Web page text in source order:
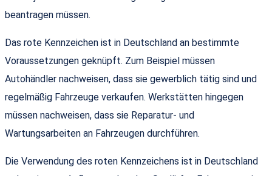
beantragen müssen.
Das rote Kennzeichen ist in Deutschland an bestimmte
Voraussetzungen geknüpft. Zum Beispiel müssen
Autohändler nachweisen, dass sie gewerblich tätig sind und
regelmäßig Fahrzeuge verkaufen. Werkstätten hingegen
müssen nachweisen, dass sie Reparatur- und
Wartungsarbeiten an Fahrzeugen durchführen.
Die Verwendung des roten Kennzeichens ist in Deutschland